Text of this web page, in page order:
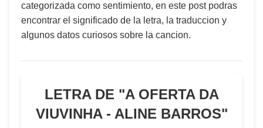
categorizada como sentimiento, en este post podras
encontrar el significado de la letra, la traduccion y
algunos datos curiosos sobre la cancion.
LETRA DE "A OFERTA DA
VIUVINHA - ALINE BARROS"